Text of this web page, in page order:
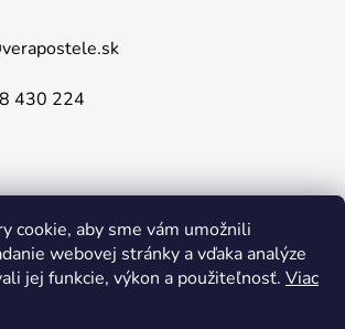
cookie, aby sme vám umožnili
webovej stránky a vďaka analýze
jej funkcie, výkon a použiteľnosť. Viac
verapostele.sk
430 224